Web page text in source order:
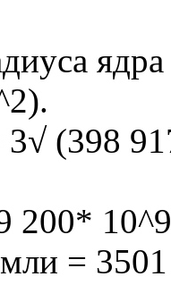
3√ (398
200*
=